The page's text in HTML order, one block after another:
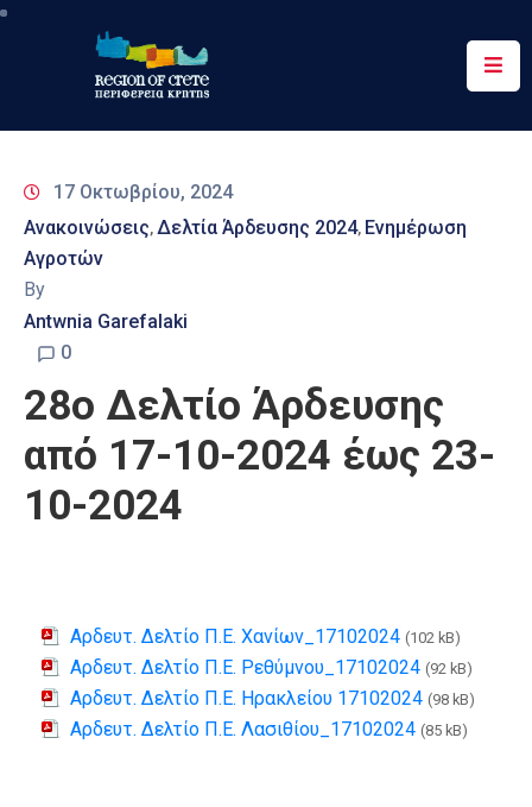
Περιφέρεια
&
Δράσεις
Ψηφιακές
Υπηρεσίες
Επικοινωνία
17 Οκτωβρίου, 2024
Ανακοινώσεις‚Δελτία Άρδευσης 2024‚ Ενημέρωση
Αγροτών
By
Antwnia Garefalaki
0
28o Δελτίο Άρδευσης
από 17-10-2024 έως 23-
10-2024
Αρδευτ. Δελτίο Π.Ε. Χανίων_17102024 (102 kB)
Αρδευτ. Δελτίο Π.Ε. Ρεθύμνου_17102024 (92 kB)
Αρδευτ. Δελτίο Π.Ε. Ηρακλείου 17102024 (98 kB)
Αρδευτ. Δελτίο Π.Ε. Λασιθίου_17102024 (85 kB)